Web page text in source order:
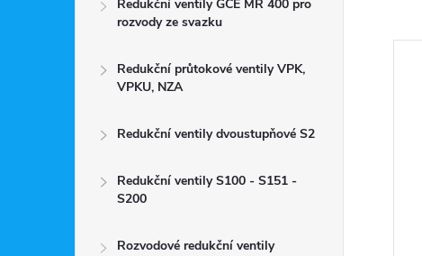
Redukční ventily GCE MR 400 pro
rozvody ze svazku
Redukční průtokové ventily VPK,
VPKU, NZA
Redukční ventily dvoustupňové S2
Redukční ventily S100 - S151 -
S200
Rozvodové redukční ventily